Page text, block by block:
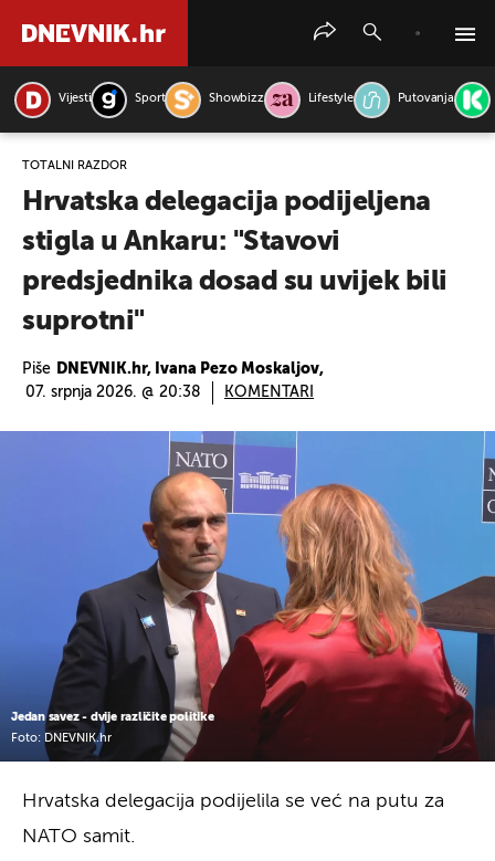
Vijesti Sport Showbizz Lifestyle Putovanja
TOTALNI RAZDOR
Hrvatska delegacija podijeljena
stigla u Ankaru: "Stavovi
predsjednika dosad su uvijek bili
suprotni"
Piše DNEVNIK.hr, Ivana Pezo Moskaljov,
07. srpnja 2026. @ 20:38
KOMENTARI
Jedan savez - dvije različite politike
Foto: DNEVNIK.hr
Hrvatska delegacija podijelila se već na putu za
NATO samit.
PRETRAŽITE VIJESTI